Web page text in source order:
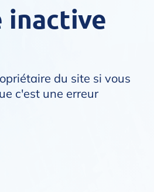
inactive
du site si vous
c'est une erreur